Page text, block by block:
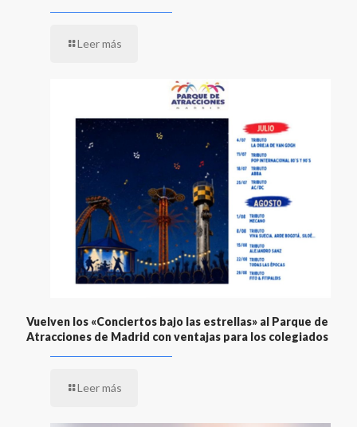
Leer más
Vuelven los «Conciertos bajo las estrellas» al Parque de
Atracciones de Madrid con ventajas para los colegiados
Leer más